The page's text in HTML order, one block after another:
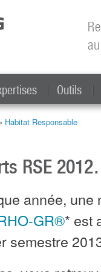
Outils
Habitat Responsable
RSE
année, une
GR®* est
semestre